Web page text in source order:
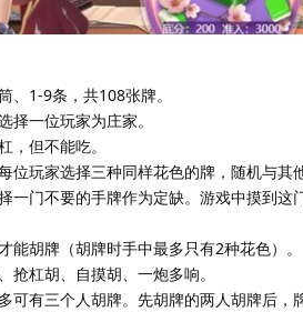
、1-9条，共108张牌。
择一位玩家为庄家。
，但不能吃。
位玩家选择三种同样花色的牌，随机与其
一门不要的手牌作为定缺。游戏中摸到这
能胡牌（胡牌时手中最多只有2种花色）。
抢杠胡、自摸胡、一炮多响。
可有三个人胡牌。先胡牌的两人胡牌后，